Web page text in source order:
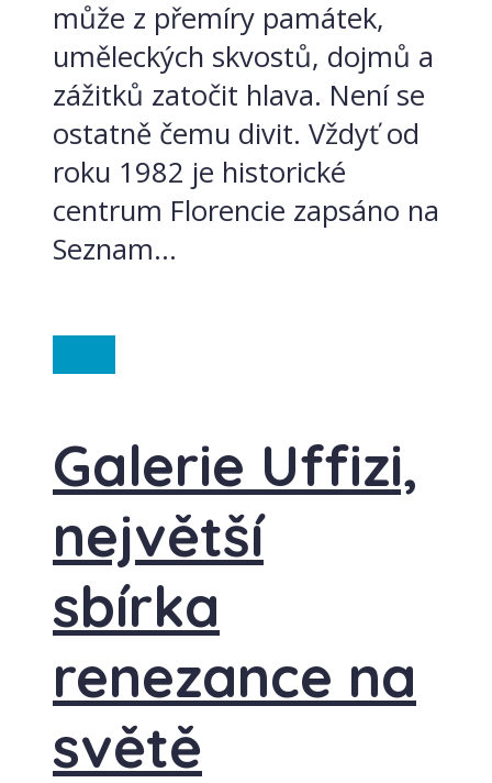
může z přemíry památek,
uměleckých skvostů, dojmů a
zážitků zatočit hlava. Není se
ostatně čemu divit. Vždyť od
roku 1982 je historické
centrum Florencie zapsáno na
Seznam...
Galerie Uffizi,
největší
sbírka
renezance na
světě